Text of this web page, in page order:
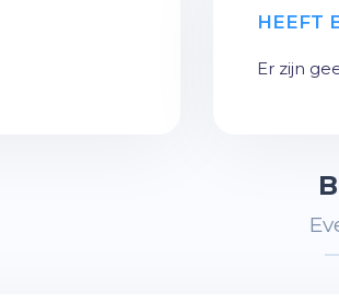
HEEFT
Er zijn